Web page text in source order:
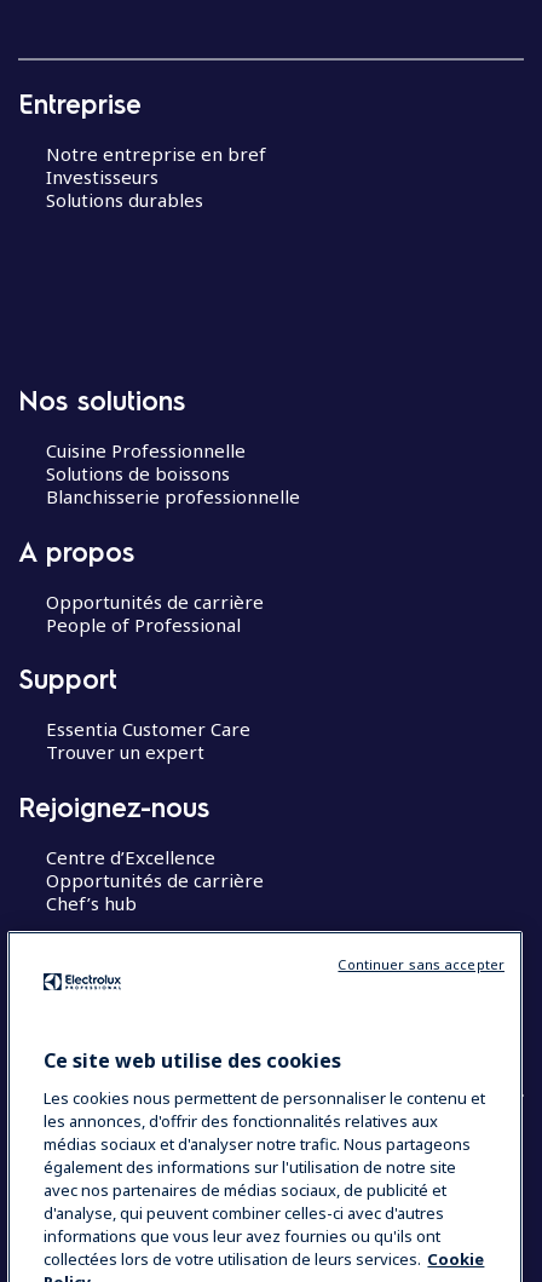
Entreprise
Notre entreprise en bref
Investisseurs
Solutions durables
Nos solutions
Cuisine Professionnelle
Solutions de boissons
Blanchisserie professionnelle
A propos
Opportunités de carrière
People of Professional
Support
Essentia Customer Care
Trouver un expert
Rejoignez-nous
Centre d’Excellence
Opportunités de carrière
Chef’s hub
COUNTRY AND LANGUAGE
VOTRE SÉLECTION : FRANCE
Ce site web utilise des cookies
Les cookies nous permettent de personnaliser le contenu et
les annonces, d'offrir des fonctionnalités relatives aux
médias sociaux et d'analyser notre trafic. Nous partageons
également des informations sur l'utilisation de notre site
avec nos partenaires de médias sociaux, de publicité et
d'analyse, qui peuvent combiner celles-ci avec d'autres
informations que vous leur avez fournies ou qu'ils ont
collectées lors de votre utilisation de leurs services. Cookie
Continuer sans accepter